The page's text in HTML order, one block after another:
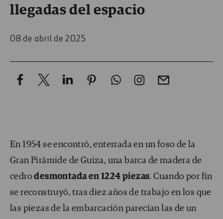
llegadas del espacio
08 de abril de 2025
En 1954 se encontró, enterrada en un foso de la
Gran Pirámide de Guiza, una barca de madera de
cedrodesmontada en 1224 piezas. Cuando por fin
se reconstruyó, tras diez años de trabajo en los que
las piezas de la embarcación parecían las de un